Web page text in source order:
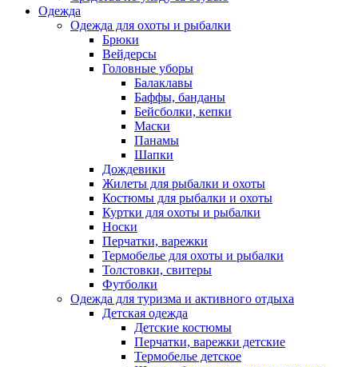
Одежда
Одежда для охоты и рыбалки
Брюки
Вейдерсы
Головные уборы
Балаклавы
Баффы, банданы
Бейсболки, кепки
Маски
Панамы
Шапки
Дождевики
Жилеты для рыбалки и охоты
Костюмы для рыбалки и охоты
Куртки для охоты и рыбалки
Носки
Перчатки, варежки
Термобелье для охоты и рыбалки
Толстовки, свитеры
Футболки
Одежда для туризма и активного отдыха
Детская одежда
Детские костюмы
Перчатки, варежки детские
Термобелье детское